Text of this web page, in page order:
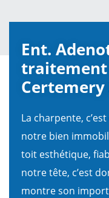
Ent.
traitement
Certemery
La charpente,
notre bien
toit esthétique,
notre tête, c’est
montre son